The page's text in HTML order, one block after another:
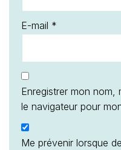
E-mail *
Enregistrer mon nom,
le navigateur pour
Me prévenir lorsque